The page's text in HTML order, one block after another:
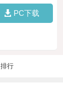
PC下载
排行